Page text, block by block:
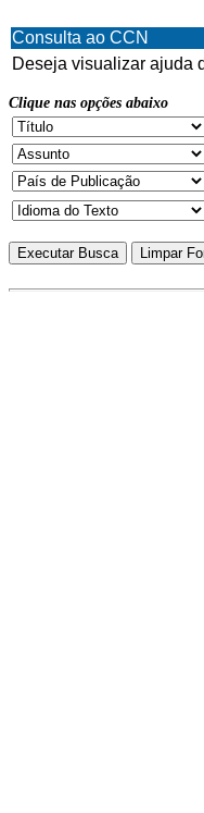
Consulta ao CCN
Deseja visualizar ajuda
Clique nas opções abaixo